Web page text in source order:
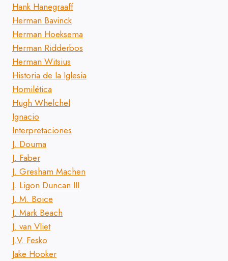
Hank Hanegraaff
Herman Bavinck
Herman Hoeksema
Herman Ridderbos
Herman Witsius
Historia de la Iglesia
Homilética
Hugh Whelchel
Ignacio
Interpretaciones
J. Douma
J. Faber
J. Gresham Machen
J. Ligon Duncan III
J. M. Boice
J. Mark Beach
J. van Vliet
J.V. Fesko
Jake Hooker